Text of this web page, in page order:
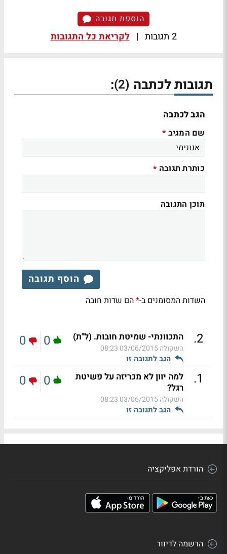
הוספת תגובה
2 תגובות | לקריאת כל התגובות
תגובות לכתבה (2)
:
הגב לכתבה
שם המגיב *
כותרת תגובה *
תוכן התגובה
הוסף תגובה
השדות המסומנים ב-*הם שדות חובה
2
. התכוונתי- שמיטת חובות. (ל"ת)
השקולה03/06/2015 08:23
הגב לתגובה זו
0
0
1
.
למה יוון לא מכריזה על פשיטת
רגל?
השקולה03/06/2015 08:23
הגב לתגובה זו
0
0
הורדת אפליקציה
הרשמה לדיוור